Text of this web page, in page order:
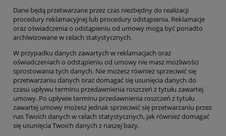
Dane będą przetwarzane przez czas niezbędny do realizacji
procedury reklamacyjnej lub procedury odstąpienia. Reklamacje
oraz oświadczenia o odstąpieniu od umowy mogą być ponadto
archiwizowane w celach statystycznych.
W przypadku danych zawartych w reklamacjach oraz
oświadczeniach o odstąpieniu od umowy nie masz możliwości
sprostowania tych danych. Nie możesz również sprzeciwić się
przetwarzaniu danych oraz domagać się usunięcia danych do
czasu upływu terminu przedawnienia roszczeń z tytułu zawartej
umowy. Po upływie terminu przedawnienia roszczeń z tytułu
zawartej umowy możesz jednak sprzeciwić się przetwarzaniu przez
nas Twoich danych w celach statystycznych, jak również domagać
się usunięcia Twoich danych z naszej bazy.